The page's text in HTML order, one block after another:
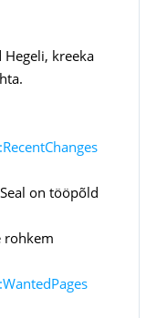
kreeka
on tööpõld
rohkem